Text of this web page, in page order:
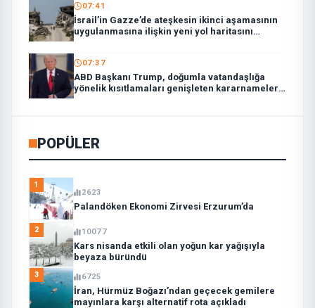
07:41
İsrail’in Gazze’de ateşkesin ikinci aşamasının
uygulanmasına ilişkin yeni yol haritasını
07:37
ABD Başkanı Trump, doğumla vatandaşlığa
yönelik kısıtlamaları genişleten kararnameler
POPÜLER
1
2623
Palandöken Ekonomi Zirvesi Erzurum’da
2 10077
Kars nisanda etkili olan yoğun kar yağışıyla
beyaza büründü
3 6725
İran, Hürmüz Boğazı’ndan geçecek gemilere
mayınlara karşı alternatif rota açıkladı